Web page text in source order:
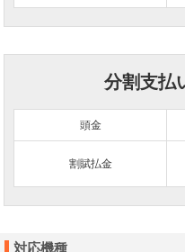
分割支払
頭金
割賦払金
対応機種